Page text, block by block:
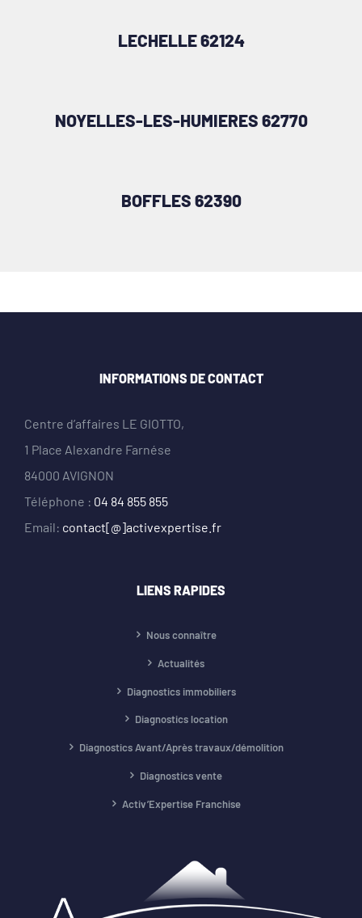
LECHELLE 62124
NOYELLES-LES-HUMIERES 62770
BOFFLES 62390
INFORMATIONS DE CONTACT
Centre d’affaires LE GIOTTO,
1 Place Alexandre Farnése
84000 AVIGNON
Téléphone : 04 84 855 855
Email: contact[@]activexpertise.fr
LIENS RAPIDES
Nous connaître
Actualités
Diagnostics immobiliers
Diagnostics location
Diagnostics Avant/Après travaux/démolition
Diagnostics vente
Activ’Expertise Franchise